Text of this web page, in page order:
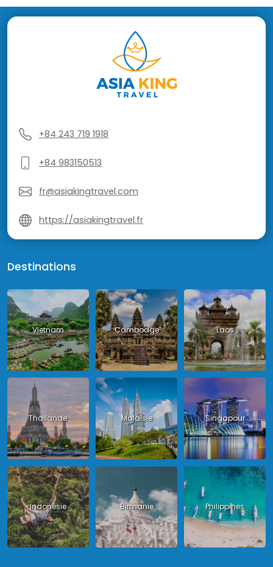
+84 243 719 1918
+84 983150513
fr@asiakingtravel.com
https://asiakingtravel.fr
Destinations
Vietnam Cambodge Laos
Thailande Malaisie Singapour
Indonésie Birmanie Philippines